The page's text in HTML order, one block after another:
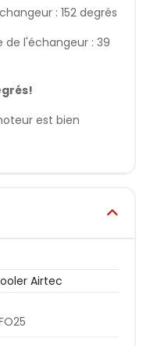
: 152 degrés
l'échangeur : 39
est bien
Airtec